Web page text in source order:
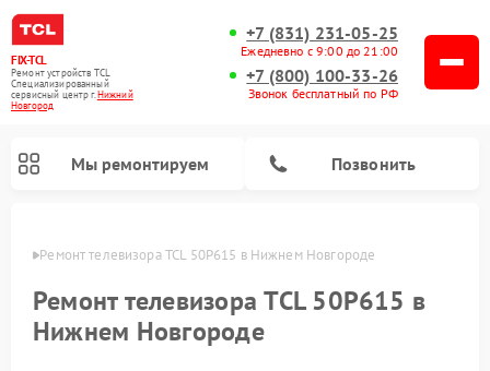
FIX-TCL
Ремонт устройств TCL
Специализированный
cервисный центр г.Нижний
Новгород
+7 (831) 231-05-25
Ежедневно с 9:00 до 21:00
+7 (800) 100-33-26
Звонок бесплатный по РФ
Мы ремонтируем Позвонить
Ремонт телевизора TCL 50P615 в Нижнем Новгороде
Ремонт телевизора TCL 50P615 в
Нижнем Новгороде